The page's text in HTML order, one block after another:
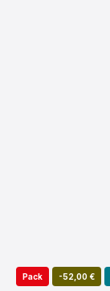
Pack -52,00 €